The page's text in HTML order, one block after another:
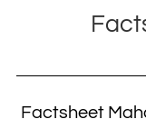
Factsheet